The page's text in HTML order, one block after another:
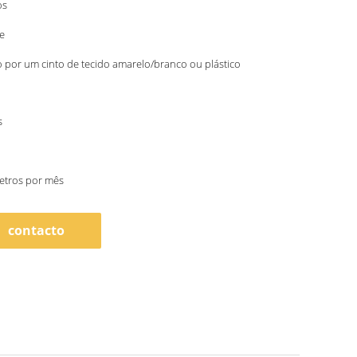
por um cinto de tecido amarelo/branco ou plástico
por mês
contacto